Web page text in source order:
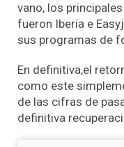
vano, los
fueron Iberia e
sus programas de
En definitiva,el
como este
de las cifras de
definitiva